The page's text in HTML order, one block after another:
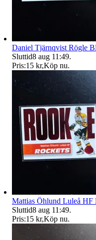
Daniel Tjärnqvist Rögle
Sluttid8 aug 11:49.
Pris:15 kr,Köp nu.
Mattias Öhlund Luleå HF
Sluttid8 aug 11:49.
Pris:15 kr,Köp nu.